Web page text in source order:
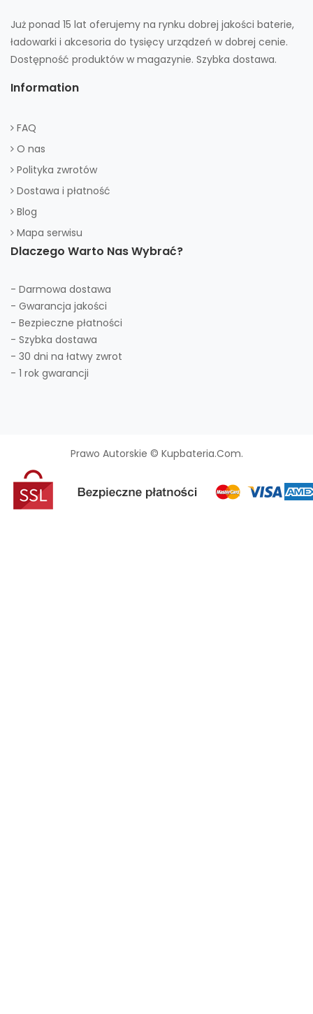
Już ponad 15 lat oferujemy na rynku dobrej jakości baterie,
ładowarki i akcesoria do tysięcy urządzeń w dobrej cenie.
Dostępność produktów w magazynie. Szybka dostawa.
Information
FAQ
O nas
Polityka zwrotów
Dostawa i płatność
Blog
Mapa serwisu
Dlaczego Warto Nas Wybrać?
- Darmowa dostawa
- Gwarancja jakości
- Bezpieczne płatności
- Szybka dostawa
- 30 dni na łatwy zwrot
- 1 rok gwarancji
Prawo Autorskie © Kupbateria.com.